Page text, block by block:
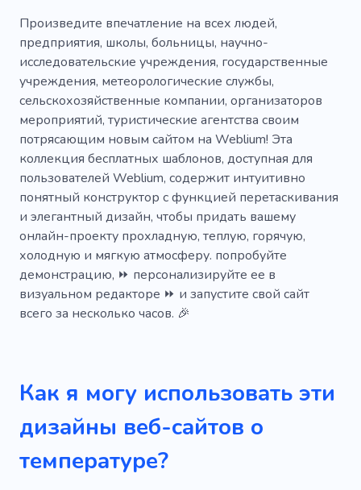
Произведите впечатление на всех людей,
предприятия, школы, больницы, научно-
исследовательские учреждения, государственные
учреждения, метеорологические службы,
сельскохозяйственные компании, организаторов
мероприятий, туристические агентства своим
потрясающим новым сайтом на Weblium! Эта
коллекция бесплатных шаблонов, доступная для
пользователей Weblium, содержит интуитивно
понятный конструктор с функцией перетаскивания
и элегантный дизайн, чтобы придать вашему
онлайн-проекту прохладную, теплую, горячую,
холодную и мягкую атмосферу. попробуйте
демонстрацию, ⏩ персонализируйте ее в
визуальном редакторе ⏩ и запустите свой сайт
всего за несколько часов. 🎉
Как я могу использовать эти
дизайны веб-сайтов о
температуре?